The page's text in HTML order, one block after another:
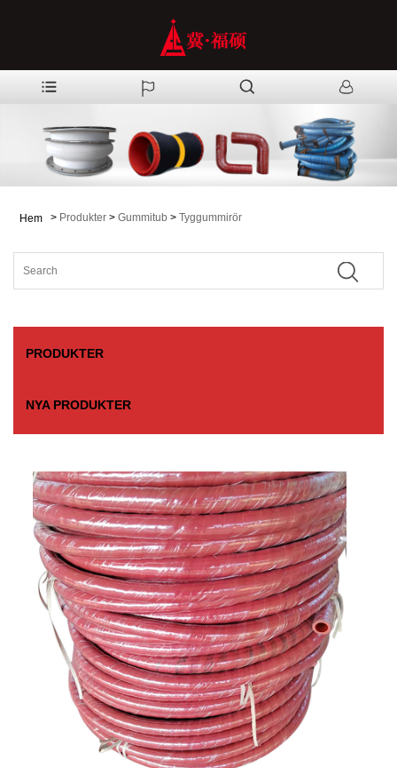
Hem > Produkter > Gummitub > Tyggummirör
PRODUKTER
NYA PRODUKTER